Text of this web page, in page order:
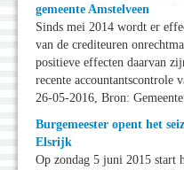
gemeente Amstelveen
Sinds mei 2014 wordt er
van de crediteuren
positieve effecten daarvan
recente accountantscontrole
26-05-2016, Bron:
Burgemeester opent het
Elsrijk
Op zondag 5 juni 2015 start